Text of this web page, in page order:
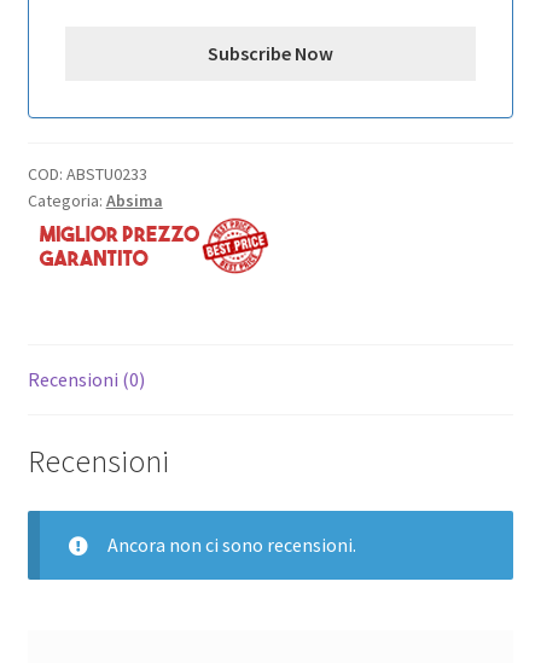
COD: ABSTU0233
Categoria: Absima
Recensioni (0)
Recensioni
Ancora non ci sono recensioni.